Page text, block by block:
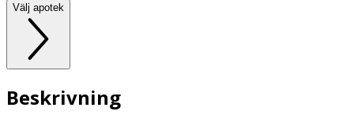
Välj apotek
Beskrivning